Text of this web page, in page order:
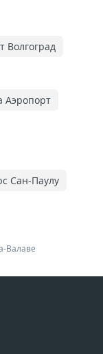
Волгоград
Аэропорт
Сан-Паулу
Валаве